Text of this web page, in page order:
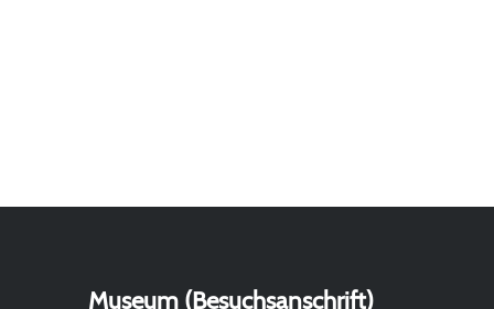
Museum (Besuchsanschrift)